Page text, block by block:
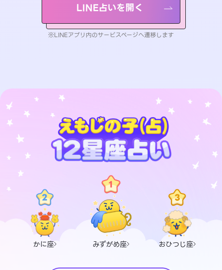
LINE占いを開く
※LINEアプリ内のサービスページへ遷移します
かに座 みずがめ座 おひつじ座